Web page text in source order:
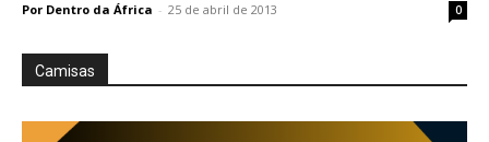
Por Dentro da África - 25 de abril de 2013 0
Camisas